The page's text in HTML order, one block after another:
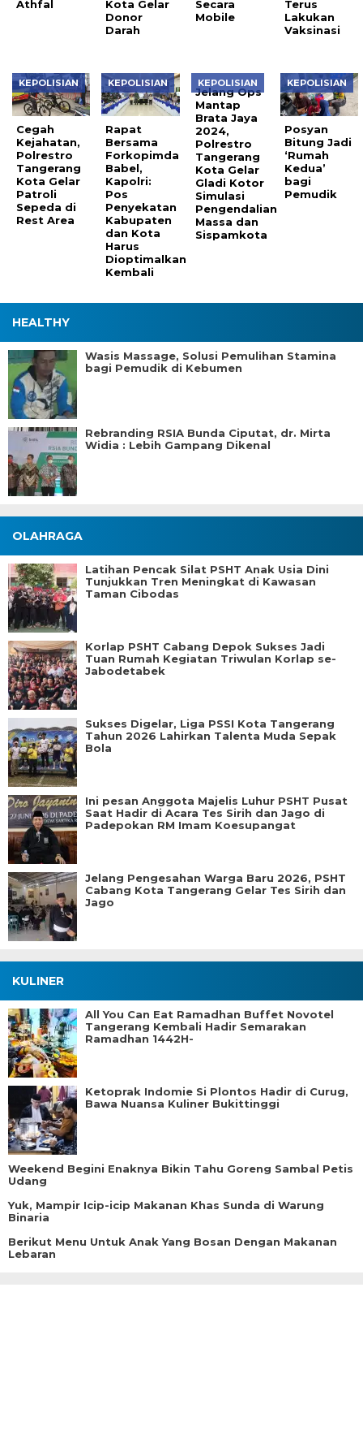
Athfal
Kota Gelar
Donor
Darah
Secara
Mobile
Terus
Lakukan
Vaksinasi
KEPOLISIAN
Cegah
Kejahatan,
Polrestro
Tangerang
Kota Gelar
Patroli
Sepeda di
Rest Area
KEPOLISIAN
Rapat
Bersama
Forkopimda
Babel,
Kapolri:
Pos
Penyekatan
Kabupaten
dan Kota
Harus
Dioptimalkan
Kembali
KEPOLISIAN
Jelang Ops
Mantap
Brata Jaya
2024,
Polrestro
Tangerang
Kota Gelar
Gladi Kotor
Simulasi
Pengendalian
Massa dan
Sispamkota
KEPOLISIAN
Posyan
Bitung Jadi
‘Rumah
Kedua’
bagi
Pemudik
HEALTHY
Wasis Massage, Solusi Pemulihan Stamina
bagi Pemudik di Kebumen
Rebranding RSIA Bunda Ciputat, dr. Mirta
Widia : Lebih Gampang Dikenal
OLAHRAGA
Latihan Pencak Silat PSHT Anak Usia Dini
Tunjukkan Tren Meningkat di Kawasan
Taman Cibodas
Korlap PSHT Cabang Depok Sukses Jadi
Tuan Rumah Kegiatan Triwulan Korlap se-
Jabodetabek
Sukses Digelar, Liga PSSI Kota Tangerang
Tahun 2026 Lahirkan Talenta Muda Sepak
Bola
Ini pesan Anggota Majelis Luhur PSHT Pusat
Saat Hadir di Acara Tes Sirih dan Jago di
Padepokan RM Imam Koesupangat
Jelang Pengesahan Warga Baru 2026, PSHT
Cabang Kota Tangerang Gelar Tes Sirih dan
Jago
KULINER
All You Can Eat Ramadhan Buffet Novotel
Tangerang Kembali Hadir Semarakan
Ramadhan 1442H-
Ketoprak Indomie Si Plontos Hadir di Curug,
Bawa Nuansa Kuliner Bukittinggi
Weekend Begini Enaknya Bikin Tahu Goreng Sambal Petis
Udang
Yuk, Mampir Icip-icip Makanan Khas Sunda di Warung
Binaria
Berikut Menu Untuk Anak Yang Bosan Dengan Makanan
Lebaran